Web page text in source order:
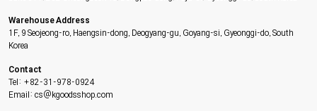
Warehouse Address
1F, 9 Seojeong-ro, Haengsin-dong, Deogyang-gu, Goyang-si, Gyeonggi-do, South
Korea
Contact
Tel: +82-31-978-0924
Email: cs@kgoodsshop.com